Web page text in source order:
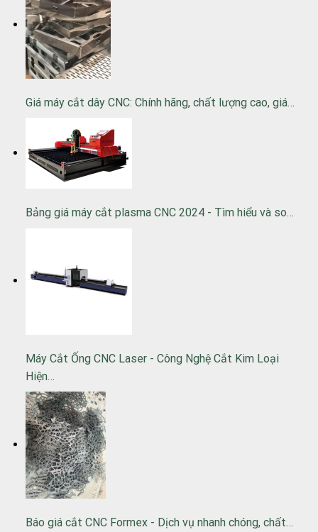
Giá máy cắt dây CNC: Chính hãng, chất lượng cao, giá…
Bảng giá máy cắt plasma CNC 2024 - Tìm hiểu và so…
Máy Cắt Ống CNC Laser - Công Nghệ Cắt Kim Loại
Hiện…
Báo giá cắt CNC Formex - Dịch vụ nhanh chóng, chất…